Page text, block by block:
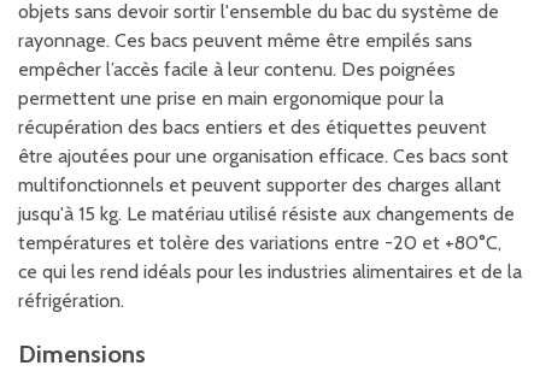
objets sans devoir sortir l'ensemble du bac du système de
rayonnage. Ces bacs peuvent même être empilés sans
empêcher l’accès facile à leur contenu. Des poignées
permettent une prise en main ergonomique pour la
récupération des bacs entiers et des étiquettes peuvent
être ajoutées pour une organisation efficace. Ces bacs sont
multifonctionnels et peuvent supporter des charges allant
jusqu'à 15 kg. Le matériau utilisé résiste aux changements de
températures et tolère des variations entre -20 et +80°C,
ce qui les rend idéals pour les industries alimentaires et de la
réfrigération.
Dimensions